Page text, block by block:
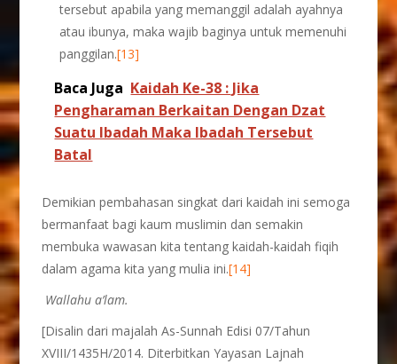
tersebut apabila yang memanggil adalah ayahnya
atau ibunya, maka wajib baginya untuk memenuhi
panggilan.[13]
Baca Juga Kaidah Ke-38 : Jika
Pengharaman Berkaitan Dengan Dzat
Suatu Ibadah Maka Ibadah Tersebut
Batal
Demikian pembahasan singkat dari kaidah ini semoga
bermanfaat bagi kaum muslimin dan semakin
membuka wawasan kita tentang kaidah-kaidah fiqih
dalam agama kita yang mulia ini.[14]
Wallahu a’lam.
[Disalin dari majalah As-Sunnah Edisi 07/Tahun
XVIII/1435H/2014. Diterbitkan Yayasan Lajnah